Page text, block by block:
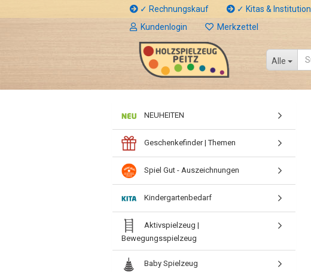
✓ Rechnungskauf ✓ Kitas & Institution
Kundenlogin
Merkzettel
Alle
NEUHEITEN
Geschenkefinder | Themen
Spiel Gut - Auszeichnungen
Kindergartenbedarf
Aktivspielzeug |
Bewegungsspielzeug
Baby Spielzeug